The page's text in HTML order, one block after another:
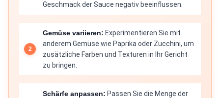
Geschmack der Sauce negativ beeinflussen.
Gemüse variieren: Experimentieren Sie mit
anderem Gemüse wie Paprika oder Zucchini, um
zusätzliche Farben und Texturen in Ihr Gericht
zu bringen.
Schärfe anpassen: Passen Sie die Menge der